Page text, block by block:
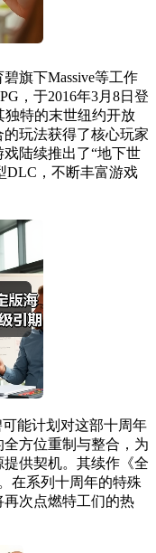
旗下Massive等工作
，于2016年3月8日登
独特的末世纽约开放
玩法获得了核心玩家
陆续推出了“地下世
DLC，不断丰富游戏
能计划对这部十周年
方位重制与整合，为
供契机。其续作《全
在系列十周年的特殊
次点燃特工们的热